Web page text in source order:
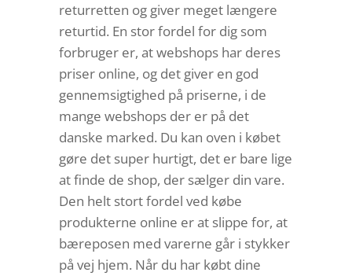
returretten og giver meget længere
returtid. En stor fordel for dig som
forbruger er, at webshops har deres
priser online, og det giver en god
gennemsigtighed på priserne, i de
mange webshops der er på det
danske marked. Du kan oven i købet
gøre det super hurtigt, det er bare lige
at finde de shop, der sælger din vare.
Den helt stort fordel ved købe
produkterne online er at slippe for, at
bæreposen med varerne går i stykker
på vej hjem. Når du har købt dine